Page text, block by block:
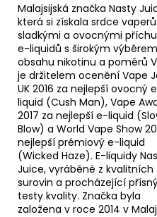
Malajsijská značka Nasty
která si získala srdce vaperů
sladkými a ovocnými
e-liquidů s širokým výběrem
obsahu nikotinu a poměrů
je držitelem ocenění Vape
UK 2016 za nejlepší ovocný
liquid (Cush Man), Vape
2017 za nejlepší e-liquid
Blow) a World Vape Show
nejlepší prémiový e-liquid
(Wicked Haze). E-liquidy
Juice, vyráběné z kvalitních
surovin a procházející
testy kvality. Značka byla
založena v roce 2014 v